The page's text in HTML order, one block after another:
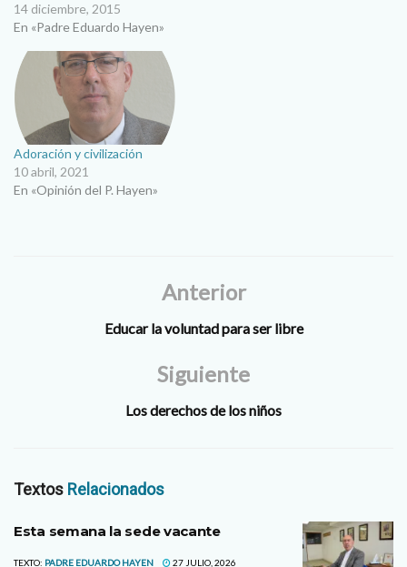
Ciudad Juárez. ¡Qué alegría
más grande! A la mayoría de
nos llena de júbilo por esta
visita del pastor universal de
14 diciembre, 2015
En «Padre Eduardo Hayen»
Adoración y civilización
10 abril, 2021
En «Opinión del P. Hayen»
Anterior
Educar la voluntad para ser libre
Siguiente
Los derechos de los niños
Textos Relacionados
Esta semana la sede vacante
TEXTO: PADRE EDUARDO HAYEN 27 JULIO, 2026